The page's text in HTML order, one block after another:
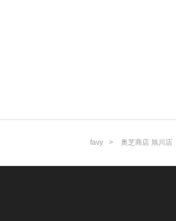
favy 奥芝商店 旭川店